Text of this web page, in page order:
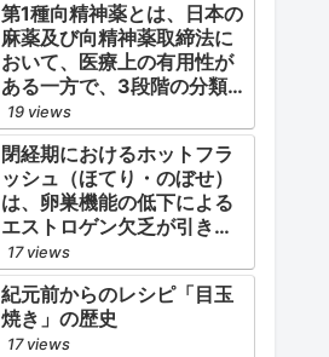
第1種向精神薬とは、日本の
麻薬及び向精神薬取締法に
おいて、医療上の有用性が
ある一方で、3段階の分類
（第1種〜第3種）の中で最
も医療用としての濫用の危
険性が高く、有害作用が強
いとされる医薬品です。
19 views
閉経期におけるホットフラ
ッシュ（ほてり・のぼせ）
は、卵巣機能の低下による
エストロゲン欠乏が引き金
となります。
17 views
紀元前からのレシピ「目玉
焼き」の歴史
17 views